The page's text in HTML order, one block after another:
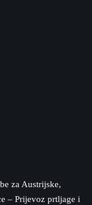
za Austrijske,
– Prijevoz prtljage i